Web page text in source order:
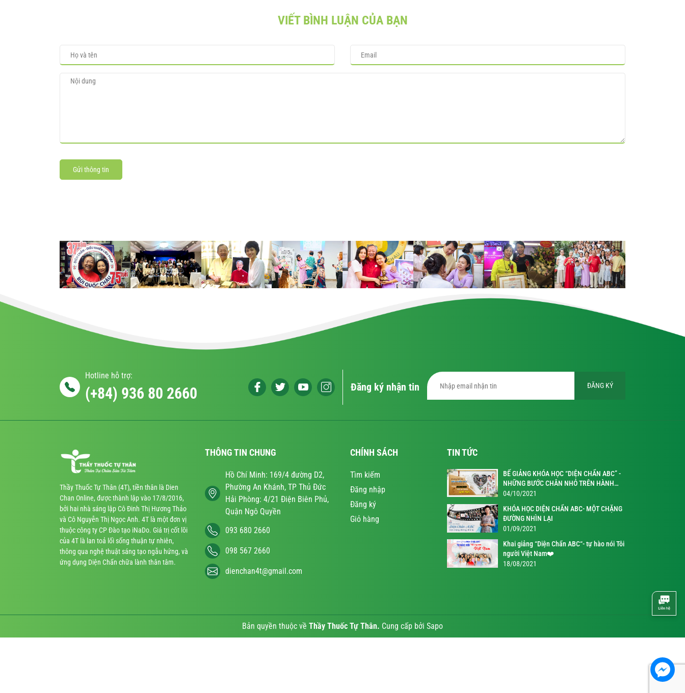
VIẾT BÌNH LUẬN CỦA BẠN
Gửi thông tin
Hotline hỗ trợ:
(+84) 936 80 2660 Đăng ký nhận tin ĐĂNG KÝ
Thầy Thuốc Tự Thân (4T), tiền thân là Dien
Chan Online, được thành lập vào 17/8/2016,
bởi hai nhà sáng lập Cô Đinh Thị Hương Thảo
và Cô Nguyễn Thị Ngọc Anh. 4T là một đơn vị
thuộc công ty CP Đào tạo iNaDo. Giá trị cốt lõi
của 4T là lan toả lối sống thuận tự nhiên,
thông qua nghệ thuật sáng tạo ngẫu hứng, và
ứng dụng Diện Chẩn chữa lành thân tâm.
THÔNG TIN CHUNG
Hồ Chí Minh: 169/4 đường D2,
Phường An Khánh, TP Thủ Đức
Hải Phòng: 4/21 Điện Biên Phủ,
Quận Ngô Quyền
093 680 2660
098 567 2660
dienchan4t@gmail.com
CHÍNH SÁCH
Tìm kiếm
Đăng nhập
Đăng ký
Giỏ hàng
TIN TỨC
BẾ GIẢNG KHÓA HỌC “DIỆN CHẨN ABC” -
NHỮNG BƯỚC CHÂN NHỎ TRÊN HÀNH
TRÌNH KỲ DIỆU
04/10/2021
KHÓA HỌC DIỆN CHẨN ABC- MỘT CHẶNG
ĐƯỜNG NHÌN LẠI
01/09/2021
Khai giảng “Diện Chẩn ABC“- tự hào nói Tôi
người Việt Nam❤️
18/08/2021
Bản quyền thuộc về Thầy Thuốc Tự Thân. Cung cấp bởi Sapo